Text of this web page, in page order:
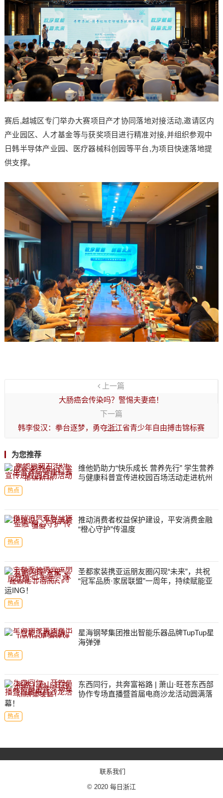
赛后,越城区专门举办大赛项目产才协同落地对接活动,邀请区内
产业园区、人才基金等与获奖项目进行精准对接,并组织参观中
日韩半导体产业园、医疗器械科创园等平台,为项目快速落地提
供支撑。
上一篇
大肠癌会传染吗？警惕夫妻癌！
下一篇
韩李俊汉：拳台逐梦，勇夺浙江省青少年自由搏击锦标赛
冠军
为您推荐
维他奶助力“快乐成长 营养先行” 学生营养
与健康科普宣传进校园百场活动走进杭州
热点
推动消费者权益保护建设，平安消费金融
“橙心守护”传温度
热点
圣都家装携亚运朋友圈闪现“未来”，共祝
“冠军品质·家居联盟”一周年，持续赋能亚
运ING！
热点
星海钢琴集团推出智能乐器品牌TupTup星
海弹弹
热点
东西同行，共奔富裕路 | 萧山·旺苍东西部
协作专场直播暨首届电商沙龙活动圆满落
幕！
热点
联系我们
© 2020 每日浙江